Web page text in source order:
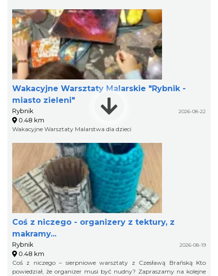
Wakacyjne Warsztaty Malarskie "Rybnik -
miasto zieleni"
Rybnik 2026-08-22
0.48 km
Wakacyjne Warsztaty Malarstwa dla dzieci
Coś z niczego - organizery z tektury, z
makramy...
Rybnik 2026-08-19
0.48 km
Coś z niczego – sierpniowe warsztaty z Czesławą Brańską Kto
powiedział, że organizer musi być nudny? Zapraszamy na kolejne